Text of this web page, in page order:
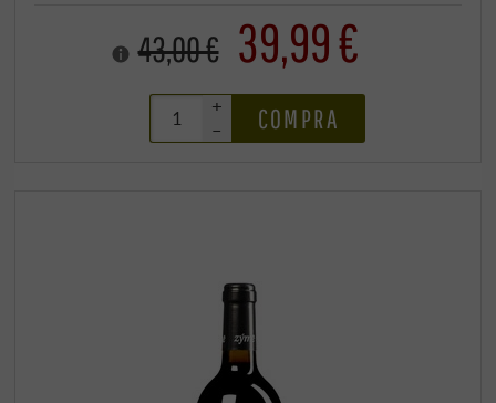
43,00 € 39,99 €
+
–
COMPRA